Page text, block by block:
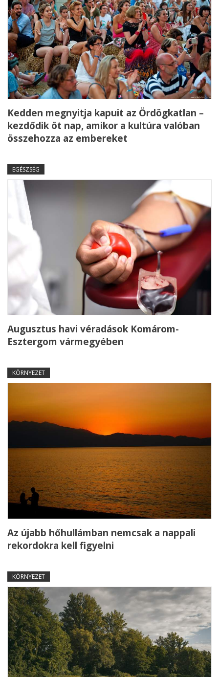
Kedden megnyitja kapuit az Ördögkatlan –
kezdődik öt nap, amikor a kultúra valóban
összehozza az embereket
EGÉSZSÉG
Augusztus havi véradások Komárom-
Esztergom vármegyében
KÖRNYEZET
Az újabb hőhullámban nemcsak a nappali
rekordokra kell figyelni
KÖRNYEZET